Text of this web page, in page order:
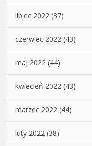
lipiec 2022 (37)
czerwiec 2022 (43)
maj 2022 (44)
kwiecień 2022 (43)
marzec 2022 (44)
luty 2022 (38)